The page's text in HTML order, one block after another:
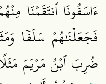
ءَاسَفُونَا ٱنتَقَمۡنَا
فَجَعَلۡنَٰهُمۡ سَلَفٗا
ضُرِبَ ٱبۡنُ مَرۡيَمَ